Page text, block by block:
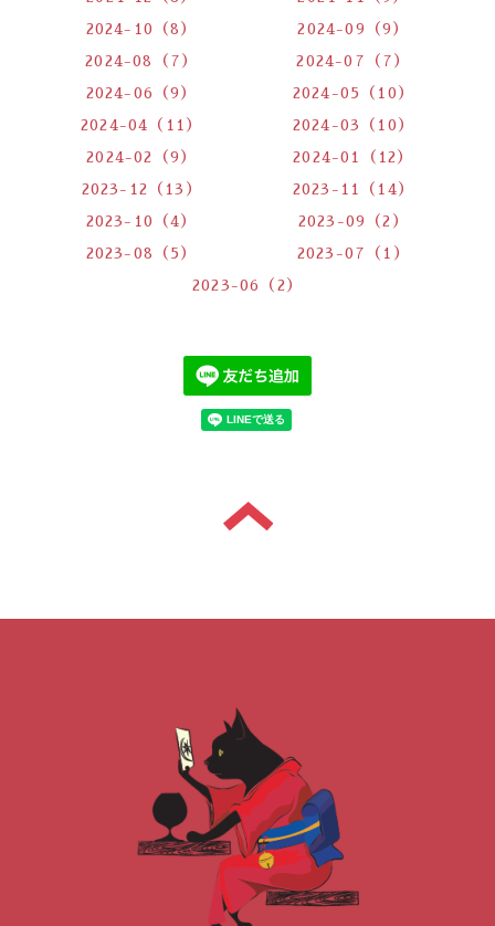
2024-10（8） 2024-09（9）
2024-08（7） 2024-07（7）
2024-06（9） 2024-05（10）
2024-04（11） 2024-03（10）
2024-02（9） 2024-01（12）
2023-12（13） 2023-11（14）
2023-10（4） 2023-09（2）
2023-08（5） 2023-07（1）
2023-06（2）